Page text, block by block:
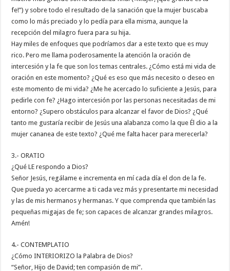
fe!”) y sobre todo el resultado de la sanación que la mujer buscaba
como lo más preciado y lo pedía para ella misma, aunque la
recepción del milagro fuera para su hija.
Hay miles de enfoques que podríamos dar a este texto que es muy
rico. Pero me llama poderosamente la atención la oración de
intercesión y la fe que son los temas centrales. ¿Cómo está mi vida de
oración en este momento? ¿Qué es eso que más necesito o deseo en
este momento de mi vida? ¿Me he acercado lo suficiente a Jesús, para
pedirle con fe? ¿Hago intercesión por las personas necesitadas de mi
entorno? ¿Supero obstáculos para alcanzar el favor de Dios? ¿Qué
tanto me gustaría recibir de Jesús una alabanza como la que Él dio a la
mujer cananea de este texto? ¿Qué me falta hacer para merecerla?
3.- ORATIO
¿Qué LE respondo a Dios?
Señor Jesús, regálame e incrementa en mí cada día el don de la fe.
Que pueda yo acercarme a ti cada vez más y presentarte mi necesidad
y las de mis hermanos y hermanas. Y que comprenda que también las
pequeñas migajas de fe; son capaces de alcanzar grandes milagros.
Amén!
4.- CONTEMPLATIO
¿Cómo INTERIORIZO la Palabra de Dios?
“Señor, Hijo de David; ten compasión de mi”.